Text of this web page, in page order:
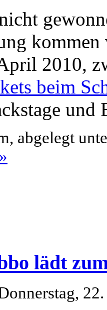
2010,
beim
abgelegt
lädt